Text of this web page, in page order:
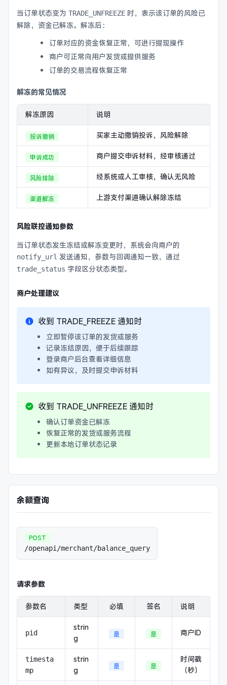
当订单状态变为 TRADE_UNFREEZE 时，表示该订单的风险已
解除，资金已解冻。解冻后：
订单对应的资金恢复正常，可进行提现操作
商户可正常向用户发货或提供服务
订单的交易流程恢复正常
解冻的常见情况
解冻原因 说明
投诉撤销 买家主动撤销投诉，风险解除
申诉成功 商户提交申诉材料，经审核通过
风险排除 经系统或人工审核，确认无风险
渠道解冻 上游支付渠道确认解除冻结
风险联控通知参数
当订单状态发生冻结或解冻变更时，系统会向商户的
notify_url 发送通知，参数与回调通知一致，通过
trade_status 字段区分状态类型。
商户处理建议
收到 TRADE_FREEZE 通知时
立即暂停该订单的发货或服务
记录冻结原因，便于后续跟踪
登录商户后台查看详细信息
如有异议，及时提交申诉材料
收到 TRADE_UNFREEZE 通知时
确认订单资金已解冻
恢复正常的发货或服务流程
更新本地订单状态记录
余额查询
POST
/openapi/merchant/balance_query
请求参数
参数名 类型 必填 签名 说明
pid
strin
g
是 是 商户ID
timesta
mp
strin
g
是 是
时间戳
（秒）